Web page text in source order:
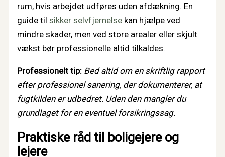
rum, hvis arbejdet udføres uden afdækning. En
guide tilsikker selvfjernelse kan hjælpe ved
mindre skader, men ved store arealer eller skjult
vækst bør professionelle altid tilkaldes.
Professionelt tip: Bed altid om en skriftlig rapport
efter professionel sanering, der dokumenterer, at
fugtkilden er udbedret. Uden den mangler du
grundlaget for en eventuel forsikringssag.
Praktiske råd til boligejere og
lejere